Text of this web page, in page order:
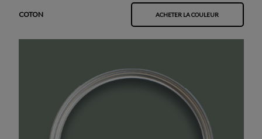
COTON ACHETER LA COULEUR